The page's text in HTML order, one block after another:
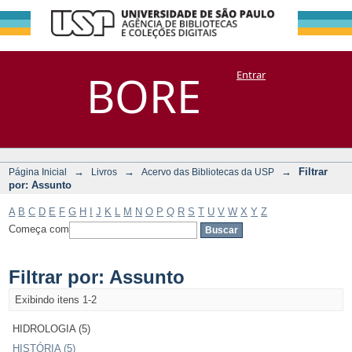
BORE
Filtrar por:
Assunto
DSpace/Manakin + CoriscoEntrar
Página Inicial → Livros → Acervo das Bibliotecas da USP →
Filtrar
por: Assunto
A B C D E F G H J K M N O P Q R S T U V W X Y Z
Começa com
Filtrar por: Assunto
Exibindo itens 1-2
HIDROLOGIA (5)
HISTÓRIA (5)